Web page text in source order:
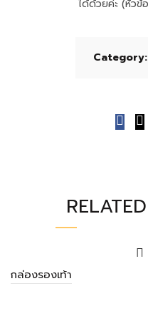
ได้ด้วยค่ะ (หัวข้
Category:
กล่องรองเท้า